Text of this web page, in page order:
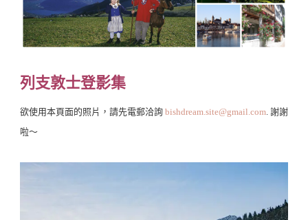
列支敦士登影集
欲使用本頁面的照片，請先電郵洽詢 bishdream.site@gmail.com. 謝謝
啦～